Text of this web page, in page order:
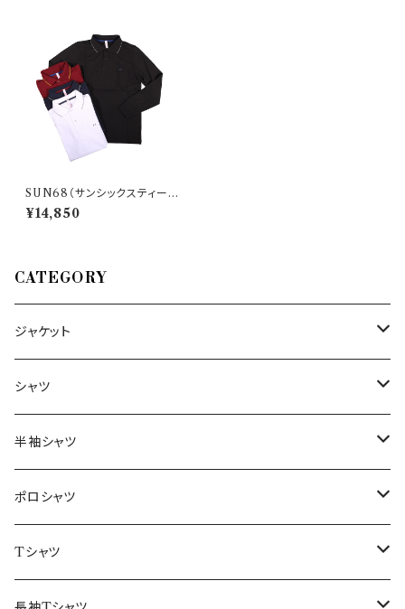
SUN68（サンシックスティーエ
イト） 長袖ポロシャツ A29103
22068
¥14,850
CATEGORY
ジャケット
～44/S
46/M
48/L
50/XL～
シャツ
～44/S
46/M
48/L
半袖シャツ
～44/S
46/M
ポロシャツ
～44/S
Tシャツ